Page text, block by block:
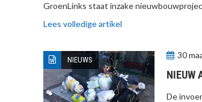
GroenLinks staat inzake
Lees volledige artikel
NIEUWS 30
NIEUW
De